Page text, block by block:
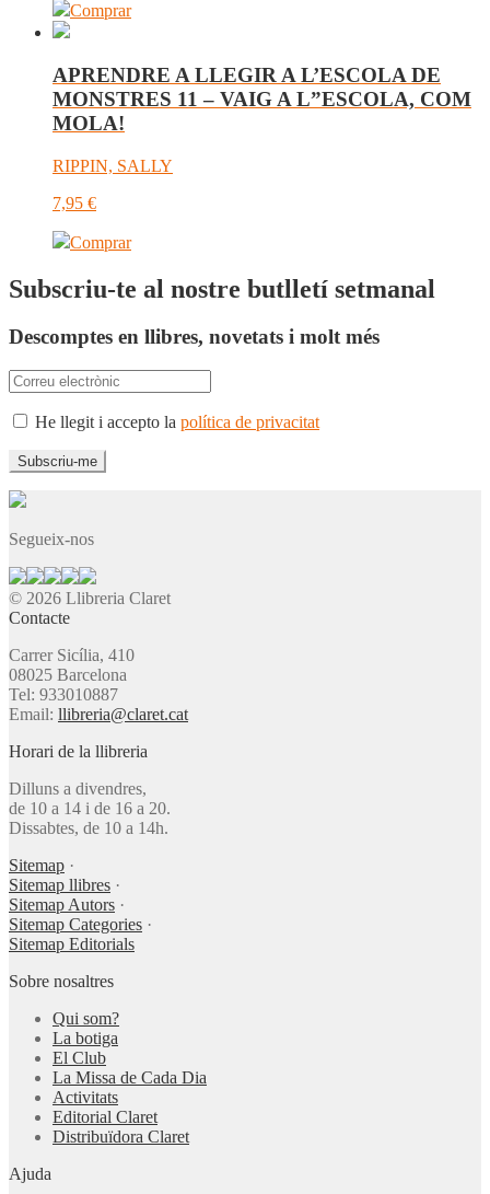
Comprar
APRENDRE A LLEGIR A L’ESCOLA DE
MONSTRES 11 – VAIG A L”ESCOLA, COM
MOLA!
RIPPIN, SALLY
7,95 €
Comprar
Subscriu-te al nostre butlletí setmanal
Descomptes en llibres, novetats i molt més
He llegit i accepto la política de privacitat
Segueix-nos
© 2026 Llibreria Claret
Contacte
Carrer Sicília, 410
08025 Barcelona
Tel: 933010887
Email: llibreria@claret.cat
Horari de la llibreria
Dilluns a divendres,
de 10 a 14 i de 16 a 20.
Dissabtes, de 10 a 14h.
Sitemap ·
Sitemap llibres ·
Sitemap Autors ·
Sitemap Categories ·
Sitemap Editorials
Sobre nosaltres
Qui som?
La botiga
El Club
La Missa de Cada Dia
Activitats
Editorial Claret
Distribuïdora Claret
Ajuda